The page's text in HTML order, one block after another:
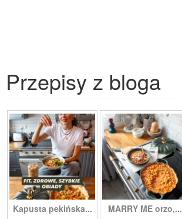
Przepisy z bloga
Kapusta pekińska... MARRY ME orzo,...